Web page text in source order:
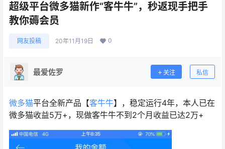
超级平台微多猫新作“客牛牛”，秒返现手把手
教你薅会员
网友投稿 20年11月19日 0
最爱佐罗 关注 私信
微多猫平台全新产品【客牛牛】，稳定运行4年，本人已在
微多猫收益5万+，现做客牛牛不到2个月收益已达2万+